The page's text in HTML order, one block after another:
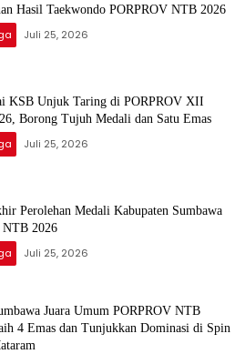
Hasil Taekwondo PORPROV NTB 2026
Juli 25, 2026
KSB Unjuk Taring di PORPROV XII
Borong Tujuh Medali dan Satu Emas
Juli 25, 2026
Perolehan Medali Kabupaten Sumbawa
2026
Juli 25, 2026
Juara Umum PORPROV NTB
4 Emas dan Tunjukkan Dominasi di Spin